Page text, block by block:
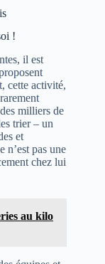
!
il est
cette activité,
milliers de
trier – un
et
n’est pas une
chez lui
au kilo